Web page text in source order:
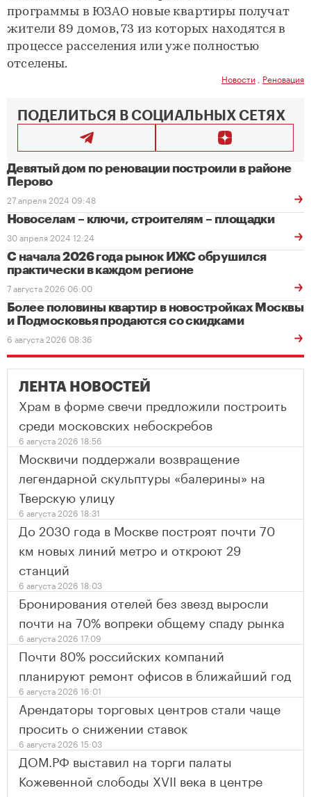
программы в ЮЗАО новые квартиры получат
жители 89 домов, 73 из которых находятся в
процессе расселения или уже полностью
отселены.
Новости Реновация
ПОДЕЛИТЬСЯ В СОЦИАЛЬНЫХ СЕТЯХ
Девятый дом по реновации построили в районе
Перово
27 апреля 2024 09:48
Новоселам – ключи, строителям – площадки
30 апреля 2024 12:24
С начала 2026 года рынок ИЖС обрушился
практически в каждом регионе
7 августа 2026 06:00
Более половины квартир в новостройках Москвы
и Подмосковья продаются со скидками
6 августа 2026 08:36
ЛЕНТА НОВОСТЕЙ
Храм в форме свечи предложили построить
среди московских небоскребов
6 августа 2026 18:56
Москвичи поддержали возвращение
легендарной скульптуры «балерины» на
Тверскую улицу
6 августа 2026 18:31
До 2030 года в Москве построят почти 70
км новых линий метро и откроют 29
станций
6 августа 2026 18:03
Бронирования отелей без звезд выросли
почти на 70% вопреки общему спаду рынка
6 августа 2026 17:09
Почти 80% российских компаний
планируют ремонт офисов в ближайший год
6 августа 2026 16:01
Арендаторы торговых центров стали чаще
просить о снижении ставок
6 августа 2026 15:03
ДОМ.РФ выставил на торги палаты
Кожевенной слободы XVII века в центре